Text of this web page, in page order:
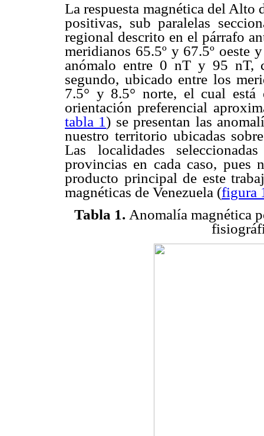
La respuesta magnética del Alto
positivas, sub paralelas
regional descrito en el párrafo
meridianos 65.5º y 67.5º oeste
anómalo entre 0 nT y 95 nT,
segundo, ubicado entre los
7.5° y 8.5° norte, el cual
orientación preferencial
tabla 1) se presentan las
nuestro territorio ubicadas
Las localidades
provincias en cada caso, pues
producto principal de este
magnéticas de Venezuela (figura
Tabla 1. Anomalía magnética